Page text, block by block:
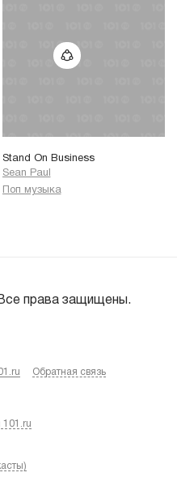
Stand On Business
Sean Paul
Поп музыка
права защищены.
Обратная связь
101.ru